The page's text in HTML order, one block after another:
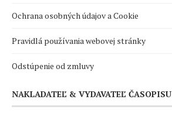
Ochrana osobných údajov a Cookie
Pravidlá používania webovej stránky
Odstúpenie od zmluvy
NAKLADATEĽ & VYDAVATEĽ ČASOPISU